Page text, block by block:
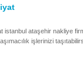
istanbul ataşehir nakliye
işlerinizi